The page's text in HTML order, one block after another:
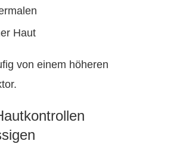
Haut
von einem höheren